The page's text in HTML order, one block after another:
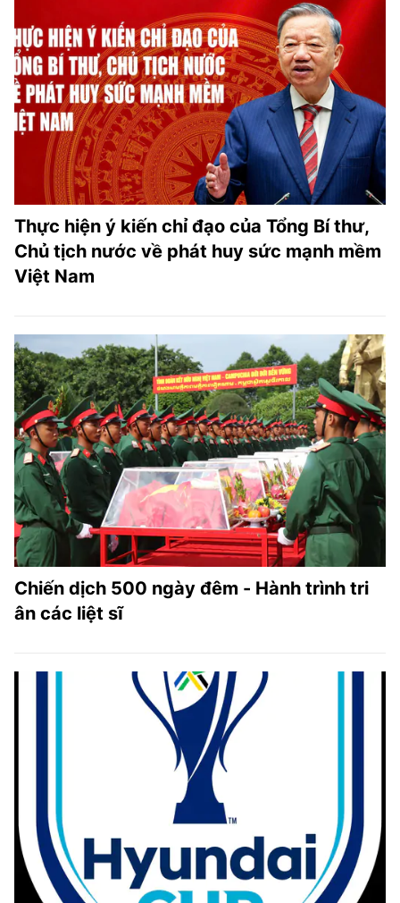
Thực hiện ý kiến chỉ đạo của Tổng Bí thư,
Chủ tịch nước về phát huy sức mạnh mềm
Việt Nam
Chiến dịch 500 ngày đêm - Hành trình tri
ân các liệt sĩ